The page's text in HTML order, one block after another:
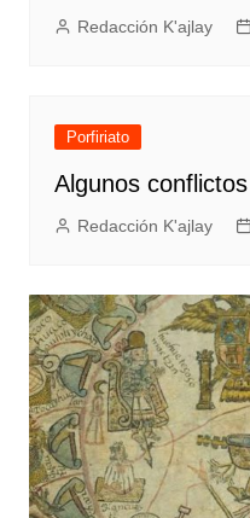
Redacción K'ajlay
Porfiriato
Algunos
Redacción K'ajlay